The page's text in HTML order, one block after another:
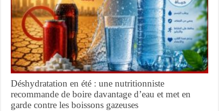
Déshydratation en été : une nutritionniste
recommande de boire davantage d’eau et met en
garde contre les boissons gazeuses